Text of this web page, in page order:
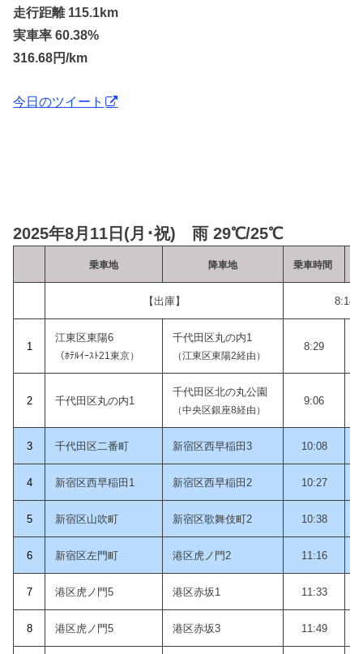
走行距離 115.1km
実車率 60.38%
316.68円/km
今日のツイート
2025年8月11日(月･祝) 雨 29℃/25℃
乗車地 降車地 乗車時間
【出庫】 8:14
1
江東区東陽6
（ﾎﾃﾙｲｰｽﾄ21東京）
千代田区丸の内1
（江東区東陽2経由）
8:29
2 千代田区丸の内1
千代田区北の丸公園
（中央区銀座8経由）
9:06
3 千代田区二番町 新宿区西早稲田3 10:08
4 新宿区西早稲田1 新宿区西早稲田2 10:27
5 新宿区山吹町 新宿区歌舞伎町2 10:38
6 新宿区左門町 港区虎ノ門2 11:16
7 港区虎ノ門5 港区赤坂1 11:33
8 港区虎ノ門5 港区赤坂3 11:49